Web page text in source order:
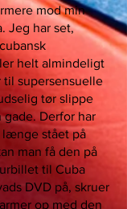
mod min
Jeg har set,
helt almindeligt
til supersensuelle
tør slippe
gade. Derfor har
længe stået på
man få den på
til Cuba
DVD på, skruer
op med den